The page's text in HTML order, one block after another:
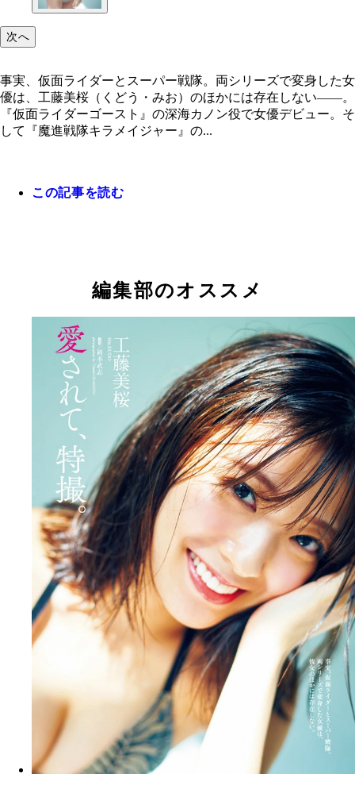
【デジタル限定】工藤美桜写真集『愛されて、特
次へ
事実、仮面ライダーとスーパー戦隊。両シリーズで変身した女
優は、工藤美桜（くどう・みお）のほかには存在しない――。
『仮面ライダーゴースト』の深海カノン役で女優デビュー。そ
して『魔進戦隊キラメイジャー』の...
この記事を読む
編集部のオススメ